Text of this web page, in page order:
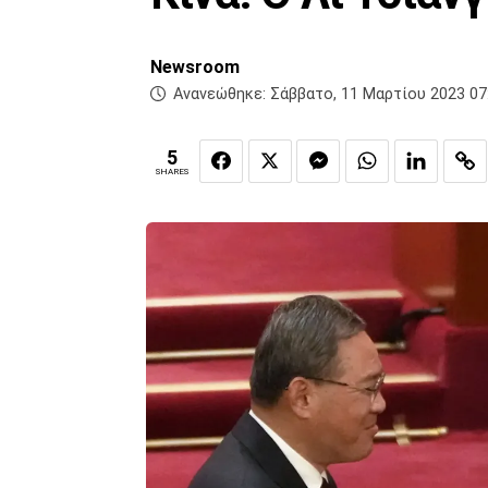
Newsroom
Ανανεώθηκε: Σάββατο, 11 Μαρτίου 2023
5
SHARES